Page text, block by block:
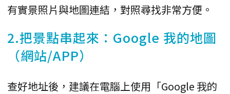
有實景照片與地圖連結，對照尋找非常方便。
2.把景點串起來：Google 我的地圖
（網站/APP）
查好地址後，建議在電腦上使用「Google 我的